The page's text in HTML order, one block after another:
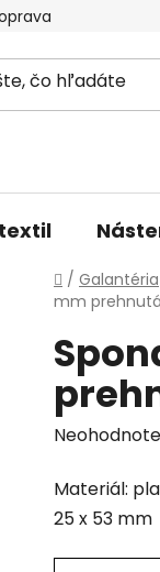
a platba
Domov
/ Galantéria
mm prehnutá
Priemerné
produktu
je
0,0
Materiál:
25 x 53 mm